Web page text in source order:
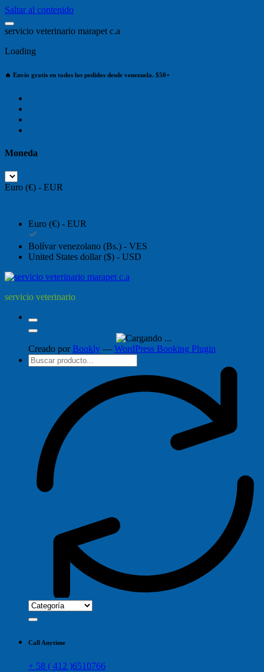
Saltar al contenido
servicio veterinario marapet c.a
Loading
🔥 Envío gratis en todos los pedidos desde venezuela. $50+
Moneda
Euro (€) - EUR
Euro (€) - EUR
Bolívar venezolano (Bs.) - VES
United States dollar ($) - USD
servicio veterinario
Creado por Bookly — WordPress Booking Plugin
Call Anytime
+ 58 ( 412 )6510766